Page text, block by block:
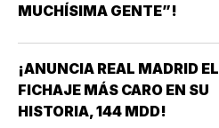
MUCHÍSIMA GENTE”!
¡ANUNCIA REAL MADRID EL
FICHAJE MÁS CARO EN SU
HISTORIA, 144 MDD!